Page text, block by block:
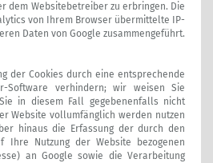
dem Websitebetreiber zu erbringen. Die
von Ihrem Browser übermittelte IP-
Daten von Google zusammengeführt.
der Cookies durch eine entsprechende
Software verhindern; wir weisen Sie
in diesem Fall gegebenenfalls nicht
Website vollumfänglich werden nutzen
hinaus die Erfassung der durch den
Ihre Nutzung der Website bezogenen
an Google sowie die Verarbeitung